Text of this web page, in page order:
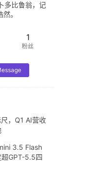
多比鲁翁，记
。
1
粉丝
，Q1 AI营收
3.5 Flash
GPT-5.5四